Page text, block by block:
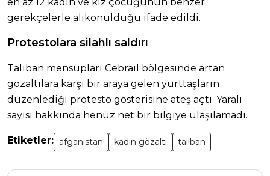
gerekçelerle alıkonulduğu ifade edildi.
Protestolara silahlı saldırı
Taliban mensupları Cebrail bölgesinde artan
gözaltılara karşı bir araya gelen yurttaşların
düzenlediği protesto gösterisine ateş açtı. Yaralı
sayısı hakkında henüz net bir bilgiye ulaşılamadı.
Etiketler: afganistan kadın gözaltı taliban